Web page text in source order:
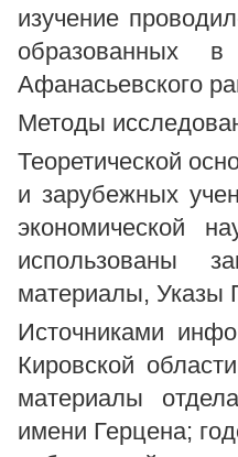
изучение
образованных в
Афанасьевского
Методы
Теоретической
и зарубежных
экономической
использованы
материалы, Указы
Источниками
Кировской
материалы
имени Герцена;